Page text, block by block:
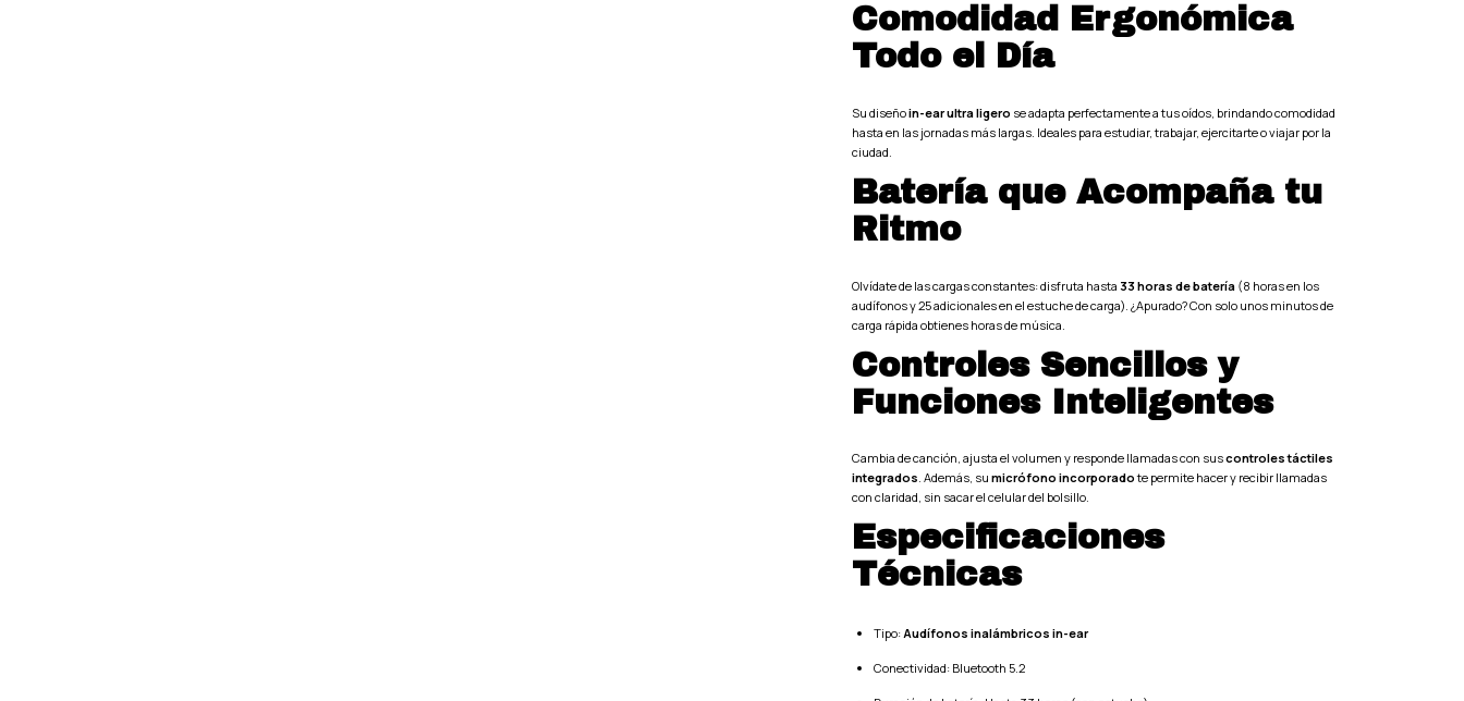
Comodidad Ergonómica
Todo el Día
Su diseñoin-ear ultra ligero se adapta perfectamente a tus oídos, brindando comodidad
hasta en las jornadas más largas. Ideales para estudiar, trabajar, ejercitarte o viajar por la
ciudad.
Batería que Acompaña tu
Ritmo
Olvídate de las cargas constantes: disfruta hasta 33 horas de batería (8 horas en los
audífonos y 25 adicionales en el estuche de carga). ¿Apurado? Con solo unos minutos de
carga rápida obtienes horas de música.
Controles Sencillos y
Funciones Inteligentes
Cambia de canción, ajusta el volumen y responde llamadas con suscontroles táctiles
integrados. Además, su micrófono incorporadote permite hacer y recibir llamadas
con claridad, sin sacar el celular del bolsillo.
Especificaciones
Técnicas
Tipo:Audífonos inalámbricos in-ear
Conectividad: Bluetooth 5.2